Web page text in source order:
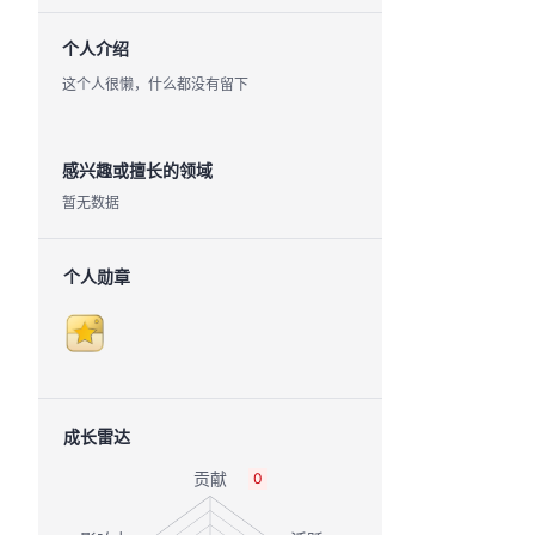
个人介绍
这个人很懒，什么都没有留下
感兴趣或擅长的领域
暂无数据
个人勋章
成长雷达
0